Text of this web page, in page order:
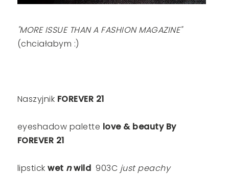
"MORE ISSUE THAN A FASHION MAGAZINE"
(chciałabym :)
Naszyjnik FOREVER 21
eyeshadow palette love & beauty By
FOREVER 21
lipstick wet nwild 903C just peachy